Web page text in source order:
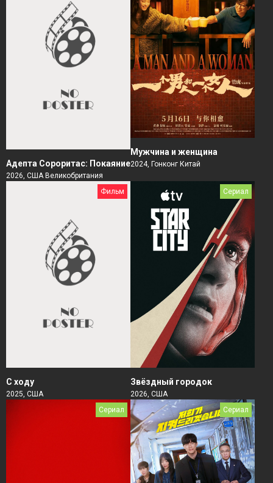
Адепта Сороритас: Покаяние
2026, США Великобритания
Мужчина и женщина
2024, Гонконг Китай
Фильм
С ходу
2025, США
Сериал
Звёздный городок
2026, США
Сериал
Сериал